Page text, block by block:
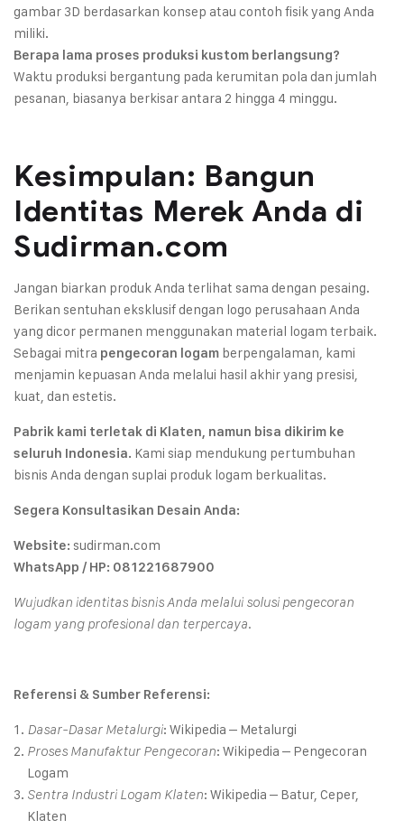
gambar 3D berdasarkan konsep atau contoh fisik yang Anda
miliki.
Berapa lama proses produksi kustom berlangsung?
Waktu produksi bergantung pada kerumitan pola dan jumlah
pesanan, biasanya berkisar antara 2 hingga 4 minggu.
Kesimpulan: Bangun
Identitas Merek Anda di
Sudirman.com
Jangan biarkan produk Anda terlihat sama dengan pesaing.
Berikan sentuhan eksklusif dengan logo perusahaan Anda
yang dicor permanen menggunakan material logam terbaik.
Sebagai mitra pengecoran logam berpengalaman, kami
menjamin kepuasan Anda melalui hasil akhir yang presisi,
kuat, dan estetis.
Pabrik kami terletak di Klaten, namun bisa dikirim ke
seluruh Indonesia. Kami siap mendukung pertumbuhan
bisnis Anda dengan suplai produk logam berkualitas.
Segera Konsultasikan Desain Anda:
Website: sudirman.com
WhatsApp / HP: 081221687900
Wujudkan identitas bisnis Anda melalui solusi pengecoran
logam yang profesional dan terpercaya.
Referensi & Sumber Referensi:
Dasar-Dasar Metalurgi: Wikipedia – Metalurgi
Proses Manufaktur Pengecoran: Wikipedia – Pengecoran
Logam
Sentra Industri Logam Klaten: Wikipedia – Batur, Ceper,
Klaten